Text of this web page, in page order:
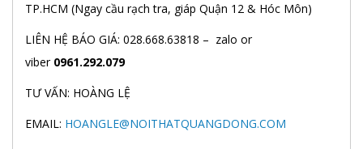
TP.HCM (Ngay cầu rạch tra, giáp Quận 12 & Hóc Môn)
LIÊN HỆ BÁO GIÁ: 028.668.63818 – zalo or
viber 0961.292.079
TƯ VẤN: HOÀNG LỆ
EMAIL: HOANGLE@NOITHATQUANGDONG.COM